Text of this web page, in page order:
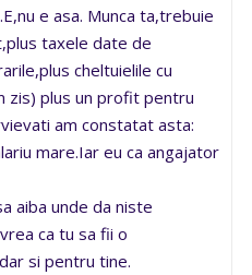
e asa. Munca ta,trebuie
taxele date de
cheltuielile cu
zis) plus un profit pentru
am constatat asta:
mare.Iar eu ca angajator
aiba unde da niste
ca tu sa fii o
si pentru tine.